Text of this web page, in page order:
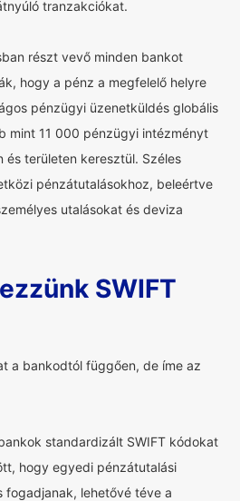
tranzakciókat.
részt vevő minden bankot
hogy a pénz a megfelelő helyre
pénzügyi üzenetküldés globális
mint 11 000 pénzügyi intézményt
és területen keresztül. Széles
pénzátutalásokhoz, beleértve
utalásokat és deviza
SWIFT
a bankodtól függően, de íme az
standardizált SWIFT kódokat
hogy egyedi pénzátutalási
fogadjanak, lehetővé téve a